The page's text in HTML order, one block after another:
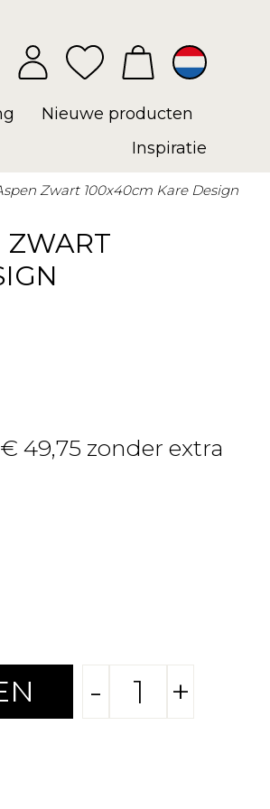
Nieuwe producten
Inspiratie
Zwart 100x40cm Kare Design
ZWART
49,75 zonder extra
- +